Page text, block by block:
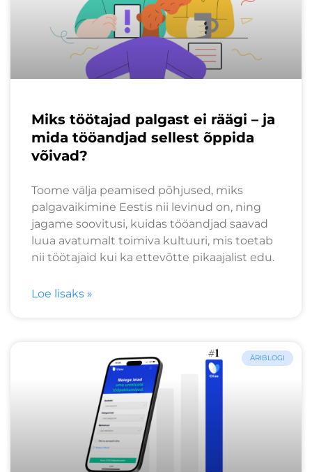
Miks töötajad palgast ei räägi – ja
mida tööandjad sellest õppida
võivad?
Toome välja peamised põhjused, miks
palgavaikimine Eestis nii levinud on, ning
jagame soovitusi, kuidas tööandjad saavad
luua avatumalt toimiva kultuuri, mis toetab
nii töötajaid kui ka ettevõtte pikaajalist edu.
Loe lisaks »
ÄRIBLOGI